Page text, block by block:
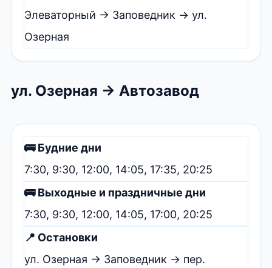
Элеваторный → Заповедник → ул.
Озерная
ул. Озерная → Автозавод
🚌 Будние дни
7:30, 9:30, 12:00, 14:05, 17:35, 20:25
🚌 Выходные и праздничные дни
7:30, 9:30, 12:00, 14:05, 17:00, 20:25
📍 Остановки
ул. Озерная → Заповедник → пер.